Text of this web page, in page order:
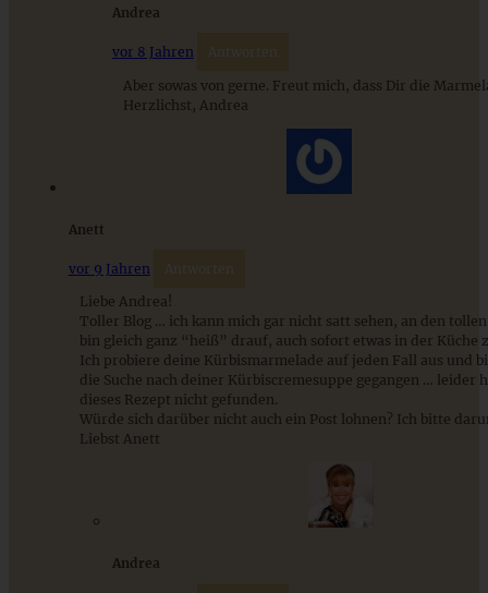
Fruchtige Johannisbeer-Erdbeer-Marmelade
Andrea
vor 8 Jahren Antworten
Aber sowas von gerne. Freut mich, dass Dir die
Herzlichst, Andrea
Anett
vor 9 Jahren Antworten
Liebe Andrea!
Toller Blog … ich kann mich gar nicht satt sehen, an den
bin gleich ganz “heiß” drauf, auch sofort etwas in der Küche
Ich probiere deine Kürbismarmelade auf jeden Fall aus und
die Suche nach deiner Kürbiscremesuppe gegangen … leider
dieses Rezept nicht gefunden.
Würde sich darüber nicht auch ein Post lohnen? Ich bitte
Liebst Anett
Andrea